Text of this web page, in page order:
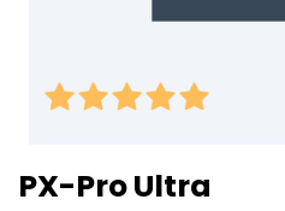
PX-Pro Ultra